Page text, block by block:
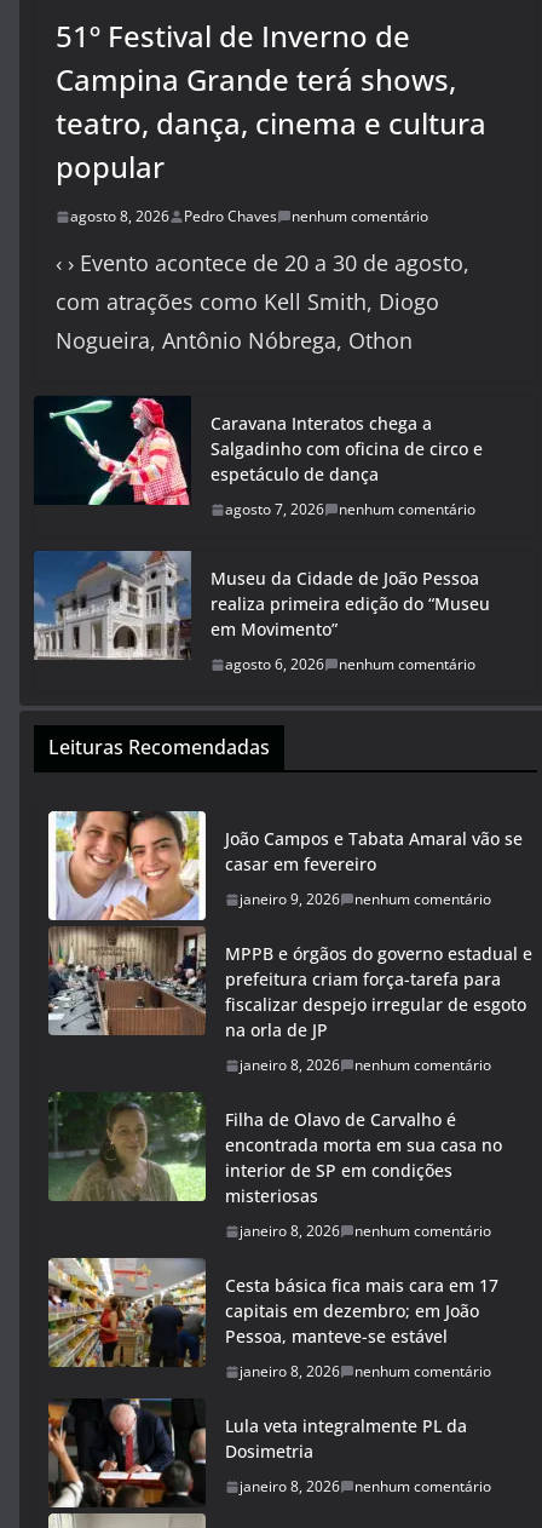
51º Festival de Inverno de
Campina Grande terá shows,
teatro, dança, cinema e cultura
popular
agosto 8, 2026 Pedro Chaves nenhum comentário
‹ › Evento acontece de 20 a 30 de agosto,
com atrações como Kell Smith, Diogo
Nogueira, Antônio Nóbrega, Othon
Caravana Interatos chega a
Salgadinho com oficina de circo e
espetáculo de dança
agosto 7, 2026 nenhum comentário
Museu da Cidade de João Pessoa
realiza primeira edição do “Museu
em Movimento”
agosto 6, 2026 nenhum comentário
Leituras Recomendadas
João Campos e Tabata Amaral vão se
casar em fevereiro
janeiro 9, 2026 nenhum comentário
MPPB e órgãos do governo estadual e
prefeitura criam força-tarefa para
fiscalizar despejo irregular de esgoto
na orla de JP
janeiro 8, 2026 nenhum comentário
Filha de Olavo de Carvalho é
encontrada morta em sua casa no
interior de SP em condições
misteriosas
janeiro 8, 2026 nenhum comentário
Cesta básica fica mais cara em 17
capitais em dezembro; em João
Pessoa, manteve-se estável
janeiro 8, 2026 nenhum comentário
Lula veta integralmente PL da
Dosimetria
janeiro 8, 2026 nenhum comentário